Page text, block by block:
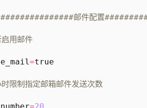
邮件配置
用邮件
=true
限制指定邮箱邮件发送次数
=20